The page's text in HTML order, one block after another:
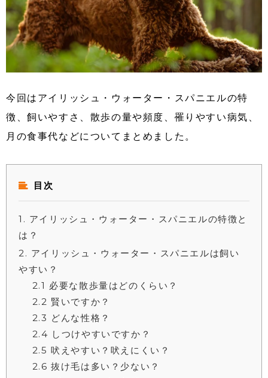
今回はアイリッシュ・ウォーター・スパニエルの特
徴、飼いやすさ、散歩の量や頻度、罹りやすい病気、
月の食事代などについてまとめました。
目次
1
アイリッシュ・ウォーター・スパニエルの特徴と
は？
2
アイリッシュ・ウォーター・スパニエルは飼い
やすい？
2.1 必要な散歩量はどのくらい？
2.2 賢いですか？
2.3 どんな性格？
2.4 しつけやすいですか？
2.5 吠えやすい？吠えにくい？
2.6 抜け毛は多い？少ない？